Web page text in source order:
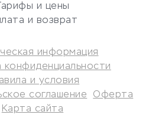
кредиты
и цены
и возврат
информация
конфиденциальности
и условия
соглашение
Оферта
Карта сайта